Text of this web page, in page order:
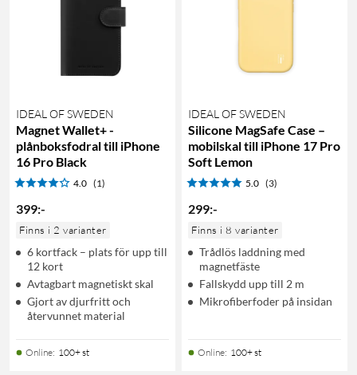
IDEAL OF SWEDEN
Magnet Wallet+ -
plånboksfodral till iPhone
16 Pro Black
4.0 (1)
399:-
Finns i 2 varianter
6 kortfack – plats för upp till
12 kort
Avtagbart magnetiskt skal
Gjort av djurfritt och
återvunnet material
Online: 100+ st
IDEAL OF SWEDEN
Silicone MagSafe Case –
mobilskal till iPhone 17 Pro
Soft Lemon
5.0 (3)
299:-
Finns i 8 varianter
Trådlös laddning med
magnetfäste
Fallskydd upp till 2 m
Mikrofiberfoder på insidan
Online: 100+ st